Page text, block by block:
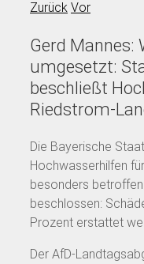
Zurück Vor
Gerd Mannes:
umgesetzt:
beschließt
Riedstrom-
Die Bayerische
Hochwasserhilfen
besonders
beschlossen:
Prozent erstattet
Der AfD-